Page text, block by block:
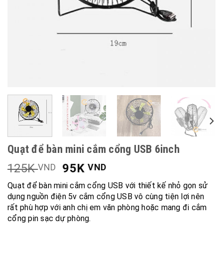
Quạt để bàn mini cắm cổng USB 6inch
125KVND 95KVND
Quạt để bàn mini cắm cổng USB với thiết kế nhỏ gọn sử
dụng nguồn điện 5v cắm cổng USB vô cùng tiện lợi nên
rất phù hợp với anh chị em văn phòng hoặc mang đi cắm
cổng pin sạc dự phòng.